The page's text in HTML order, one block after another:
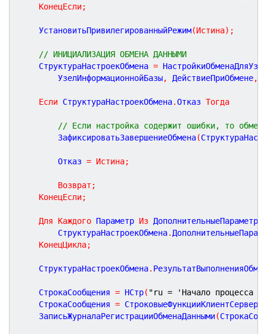
КонецЕсли;
	УстановитьПривилегированныйРежим
(Истина) ;
// ИНИЦИАЛИЗАЦИЯ ОБМЕНА ДАННЫМИ
	СтруктураНастроекОбмена
=
		УзелИнформационнойБазы
, ДействиеПриОбмене,
Если СтруктураНастроекОбмена.Отказ Тогда
// Если настройка содержит ошибки, то
		ЗафиксироватьЗавершениеОбмена
(
		Отказ
= Истина;
Возврат ;
КонецЕсли;
Для Каждого Параметр Из ДополнительныеПараметры
		СтруктураНастроекОбмена
.
КонецЦикла;
	СтруктураНастроекОбмена
.
	СтрокаСообщения
= НСтр( "ru = 'Начало процесса
	СтрокаСообщения
= СтроковыеФункцииКлиентСервер
	ЗаписьЖурналаРегистрацииОбменаДанными
(